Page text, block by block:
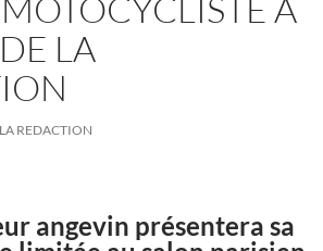
À
LA
LA REDACTION
angevin présentera sa